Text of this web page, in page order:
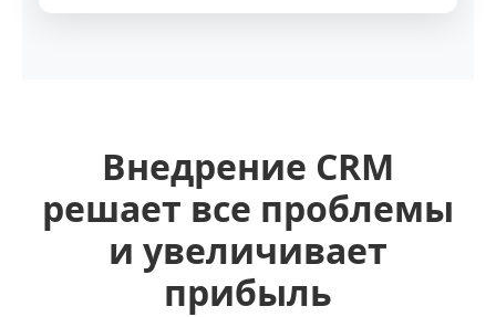
Внедрение CRM
решает все проблемы
и увеличивает
прибыль